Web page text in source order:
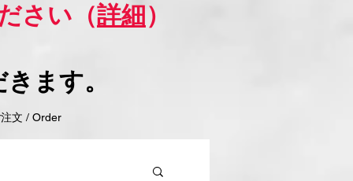
さい（詳細）
ます。
文 / Order